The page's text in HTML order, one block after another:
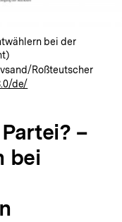
bei der
Roßteutscher
de/
–
bei